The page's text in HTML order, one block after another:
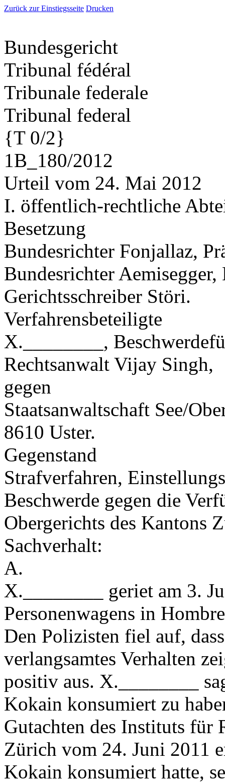
Zurück zur Einstiegsseite Drucken
Bundesgericht
Tribunal fédéral
Tribunale federale
Tribunal federal
{T 0/2}
1B_180/2012
Urteil vom 24. Mai 2012
I. öffentlich-rechtliche
Besetzung
Bundesrichter Fonjallaz,
Bundesrichter
Gerichtsschreiber Störi.
Verfahrensbeteiligte
X.________,
Rechtsanwalt Vijay Singh,
gegen
Staatsanwaltschaft See/
8610 Uster.
Gegenstand
Strafverfahren,
Beschwerde gegen die
Obergerichts des Kantons
Sachverhalt:
A.
X.________ geriet am 3.
Personenwagens in
Den Polizisten fiel auf,
verlangsamtes Verhalten
positiv aus. X.________
Kokain konsumiert zu
Gutachten des Instituts für
Zürich vom 24. Juni 2011
Kokain konsumiert hatte,